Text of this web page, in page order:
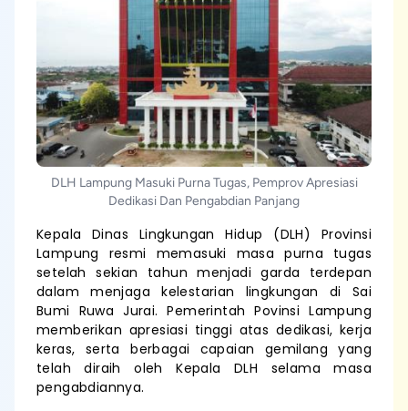
DLH Lampung Masuki Purna Tugas, Pemprov Apresiasi
Dedikasi Dan Pengabdian Panjang
Kepala Dinas Lingkungan Hidup (DLH) Provinsi
Lampung resmi memasuki masa purna tugas
setelah sekian tahun menjadi garda terdepan
dalam menjaga kelestarian lingkungan di Sai
Bumi Ruwa Jurai. Pemerintah Povinsi Lampung
memberikan apresiasi tinggi atas dedikasi, kerja
keras, serta berbagai capaian gemilang yang
telah diraih oleh Kepala DLH selama masa
pengabdiannya.